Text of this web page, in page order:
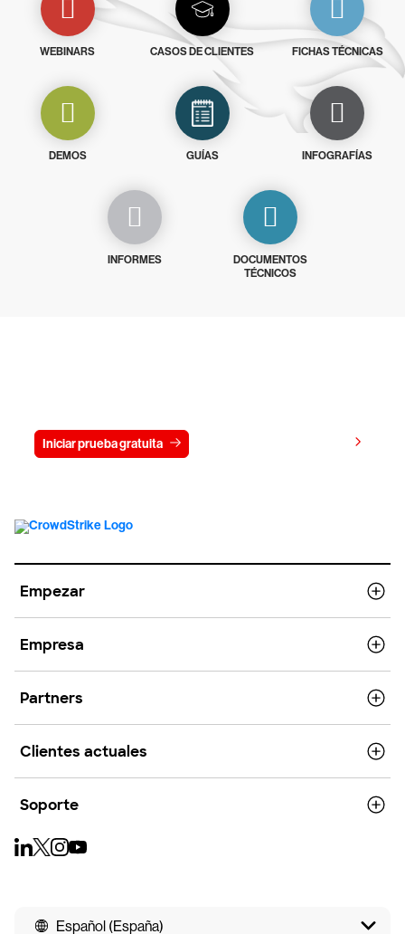
WEBINARS CASOS DE CLIENTES FICHAS TÉCNICAS
DEMOS GUÍAS INFOGRAFÍAS
INFORMES
DOCUMENTOS
TÉCNICOS
Iniciar prueba gratuita
Empezar
Empresa
Partners
Clientes actuales
Soporte
Español (España)